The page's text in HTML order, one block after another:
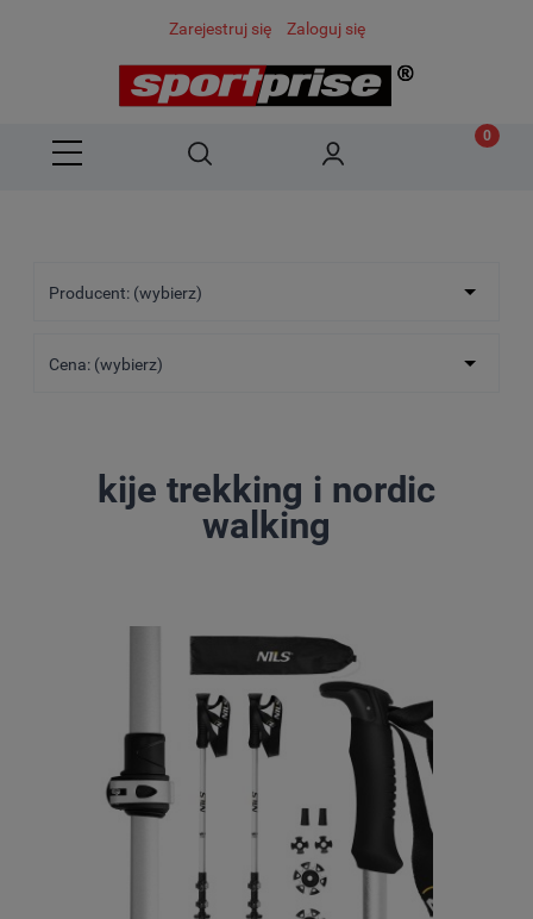
Zarejestruj się Zaloguj się
Producent: (wybierz)
Cena: (wybierz)
kije trekking i nordic
walking